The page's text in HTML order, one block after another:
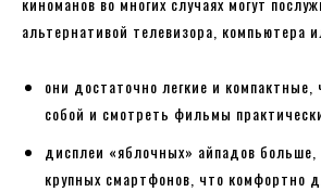
альтернативой телевизора, компьютера
они достаточно легкие и
собой и смотреть фильмы
дисплеи «яблочных» айпадов
крупных смартфонов, что комфортно